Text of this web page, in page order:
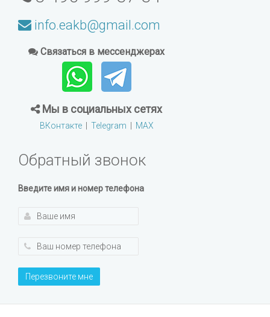
info.eakb@gmail.com
Связаться в мессенджерах
Мы в социальных сетях
ВКонтакте| Telegram | MAX
Обратный звонок
Введите имя и номер телефона
Перезвоните мне